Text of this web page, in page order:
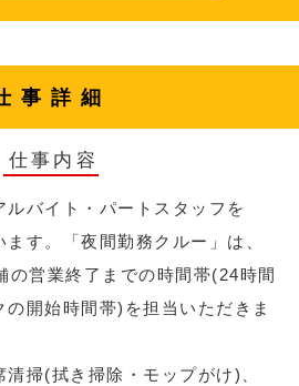
事詳細
仕事内容
バイト・パートスタッフを
ます。「夜間勤務クルー」は、
の営業終了までの時間帯(24時間
開始時間帯)を担当いただきま
掃(拭き掃除・モップがけ)、